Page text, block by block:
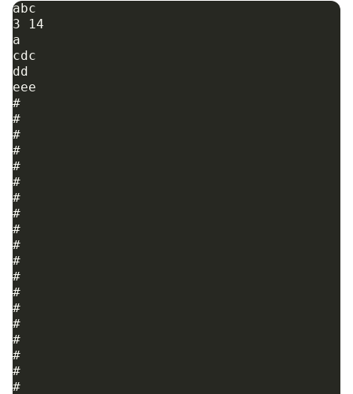
abc
3 14
a
cdc
dd
eee
#
#
#
#
#
#
#
#
#
#
#
#
#
#
#
#
#
#
#